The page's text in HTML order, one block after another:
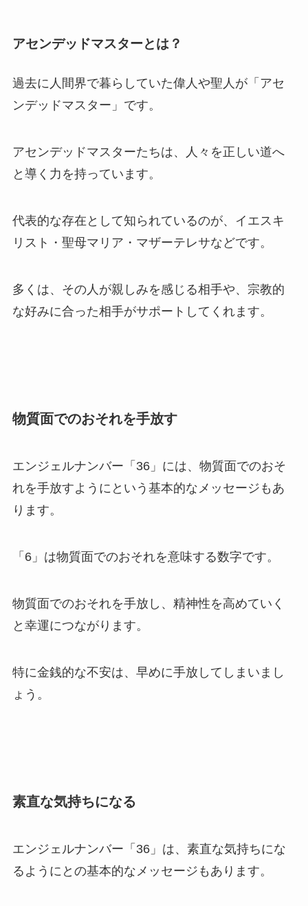
アセンデッドマスターとは？
過去に人間界で暮らしていた偉人や聖人が「アセ
ンデッドマスター」です。
アセンデッドマスターたちは、人々を正しい道へ
と導く力を持っています。
代表的な存在として知られているのが、イエスキ
リスト・聖母マリア・マザーテレサなどです。
多くは、その人が親しみを感じる相手や、宗教的
な好みに合った相手がサポートしてくれます。
物質面でのおそれを手放す
エンジェルナンバー「36」には、物質面でのおそ
れを手放すようにという基本的なメッセージもあ
ります。
「6」は物質面でのおそれを意味する数字です。
物質面でのおそれを手放し、精神性を高めていく
と幸運につながります。
特に金銭的な不安は、早めに手放してしまいまし
ょう。
素直な気持ちになる
エンジェルナンバー「36」は、素直な気持ちにな
るようにとの基本的なメッセージもあります。